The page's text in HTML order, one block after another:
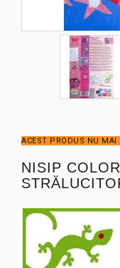
ACEST PRODUS NU MAI
NISIP